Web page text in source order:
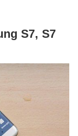
S7, S7